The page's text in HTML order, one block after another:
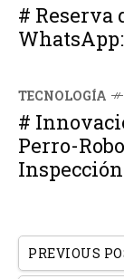
# Reserva
TECNOLOGÍA
#
Perro-
PREVIOUS